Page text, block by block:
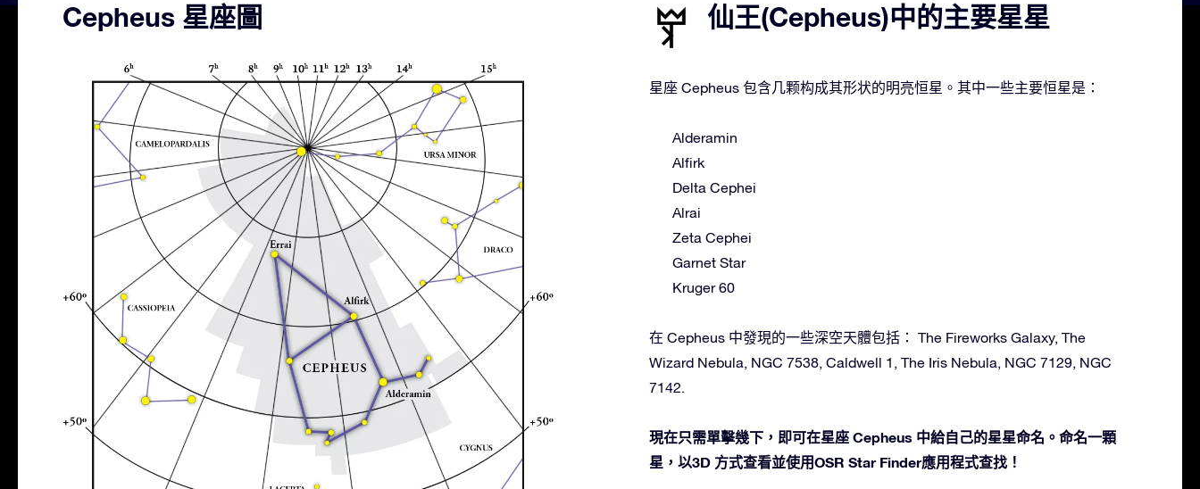
Cepheus 星座圖 仙王(Cepheus)中的主要星星
星座 Cepheus 包含几颗构成其形状的明亮恒星。其中一些主要恒星是：
Alderamin
Alfirk
Delta Cephei
Alrai
Zeta Cephei
Garnet Star
Kruger 60
在 Cepheus 中發現的一些深空天體包括： The Fireworks Galaxy, The
Wizard Nebula, NGC 7538, Caldwell 1, The Iris Nebula, NGC 7129, NGC
7142.
現在只需單擊幾下，即可在星座 Cepheus 中給自己的星星命名。命名一顆
星，以3D 方式查看並使用OSR Star Finder應用程式查找！